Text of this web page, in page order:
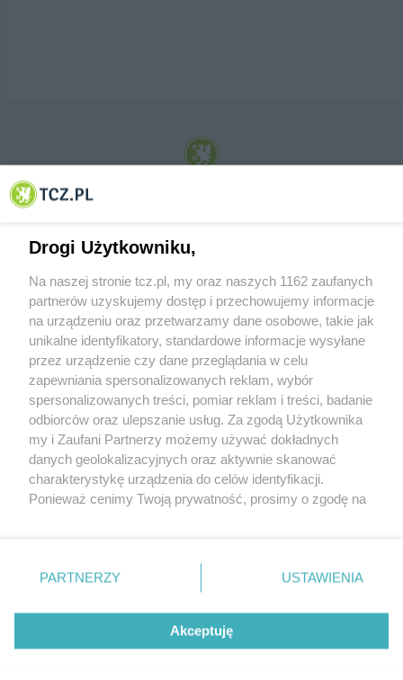
© 2001-2026 Tczew - TCZ.PL Sp. z o.o. Internetowy Serwis Informacyjny Miasta
O FIRMIE POLITYKA PRYWATNOŚCI HOSTING
REKLAMA WSPÓŁPRACA RSS FACEBOOK KONTAKT
Nasze serwisy
Aktualności
Tcz24
Historia miasta
Muzyka i kultura
Archiwum wydarzeń
Zdjęcia miasta
Drogi Użytkowniku,
Na naszej stronie tcz.pl, my oraz naszych 1162 zaufanych
partnerów uzyskujemy dostęp i przechowujemy informacje
na urządzeniu oraz przetwarzamy dane osobowe, takie jak
unikalne identyfikatory, standardowe informacje wysyłane
przez urządzenie czy dane przeglądania w celu
zapewniania spersonalizowanych reklam, wybór
spersonalizowanych treści, pomiar reklam i treści, badanie
odbiorców oraz ulepszanie usług. Za zgodą Użytkownika
my i Zaufani Partnerzy możemy używać dokładnych
danych geolokalizacyjnych oraz aktywnie skanować
charakterystykę urządzenia do celów identyfikacji.
Ponieważ cenimy Twoją prywatność, prosimy o zgodę na
znajdujący się w lewym dolnym rogu strony
. Niektóre
przetwarzaniu. Preferencje będą miały zastosowania tylko
PARTNERZY USTAWIENIA
Akceptuję